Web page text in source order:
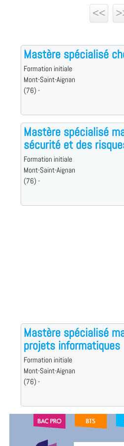
<<
Mastère spécialisé
Formation initiale
Mont-Saint-Aignan
(76) -
Mastère spécialisé
sécurité et des
Formation initiale
Mont-Saint-Aignan
(76) -
Mastère spécialisé
projets informatiques
Formation initiale
Mont-Saint-Aignan
(76) -